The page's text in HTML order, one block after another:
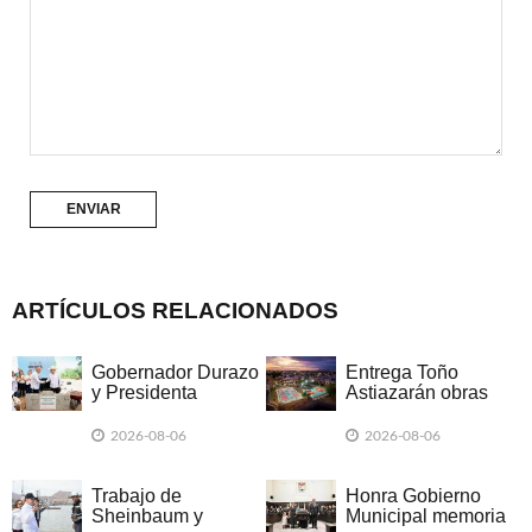
ARTÍCULOS RELACIONADOS
Gobernador Durazo
y Presidenta
justicia al Río
Regional en Ures
2026-08-06
Entrega Toño
Astiazarán obras
presupuesto
2026-08-06
Trabajo de
Sheinbaum y
Honra Gobierno
Municipal memoria